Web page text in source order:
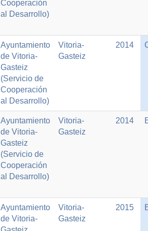
Cooperación
al Desarrollo)
Ayuntamiento
de Vitoria-
Gasteiz
(Servicio de
Cooperación
al Desarrollo)
Vitoria-
Gasteiz
2014
Ayuntamiento
de Vitoria-
Gasteiz
(Servicio de
Cooperación
al Desarrollo)
Vitoria-
Gasteiz
2014
Ayuntamiento
de Vitoria-
Vitoria-
Gasteiz
2015